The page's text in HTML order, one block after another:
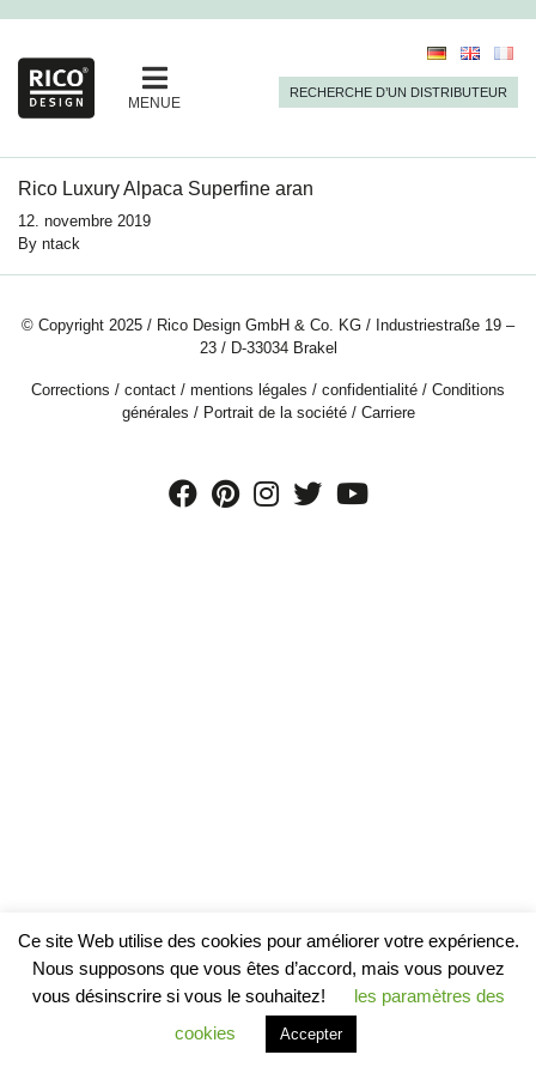
MENUE
RECHERCHE D’UN DISTRIBUTEUR
Rico Luxury Alpaca Superfine aran
12. novembre 2019
By ntack
© Copyright 2025 / Rico Design GmbH & Co. KG / Industriestraße 19 –
23 / D-33034 Brakel
Corrections / contact / mentions légales / confidentialité / Conditions
générales / Portrait de la société/ Carriere
Ce site Web utilise des cookies pour améliorer votre expérience.
Nous supposons que vous êtes d’accord, mais vous pouvez
vous désinscrire si vous le souhaitez!
les paramètres des
cookies
Accepter